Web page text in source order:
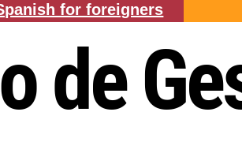
for foreigners
de